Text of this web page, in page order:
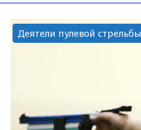
Деятели пулевой стрельбы